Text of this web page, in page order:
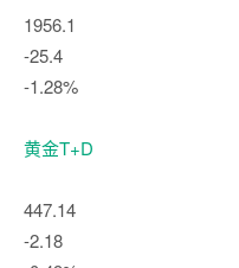
1956.1
-25.4
-1.28%
黄金T+D
447.14
-2.18